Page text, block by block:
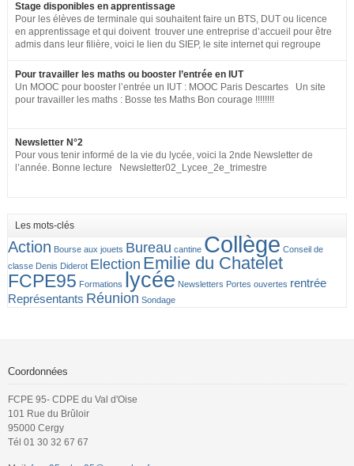
Stage disponibles en apprentissage
Pour les élèves de terminale qui souhaitent faire un BTS, DUT ou licence
en apprentissage et qui doivent trouver une entreprise d’accueil pour être
admis dans leur filière, voici le lien du SIEP, le site internet qui regroupe
pour toute la fonction publique + SNCF. http://www.fonction-
publique.gouv.fr/biep/bienvenue-sur-la-bourse-interministerielle-de-
lemploi-public
Pour travailler les maths ou booster l’entrée en IUT
Un MOOC pour booster l’entrée un IUT : MOOC Paris Descartes Un site
pour travailler les maths : Bosse tes Maths Bon courage !!!!!!!!
Newsletter N°2
Pour vous tenir informé de la vie du lycée, voici la 2nde Newsletter de
l’année. Bonne lecture Newsletter02_Lycee_2e_trimestre
Les mots-clés
Action Bourse aux jouets Bureau cantine Collège Conseil de
classe Denis Diderot Election Emilie du Chatelet
FCPE95 Formations lycée Newsletters Portes ouvertes rentrée
Représentants Réunion Sondage
Coordonnées
FCPE 95- CDPE du Val d'Oise
101 Rue du Brûloir
95000 Cergy
Tél 01 30 32 67 67